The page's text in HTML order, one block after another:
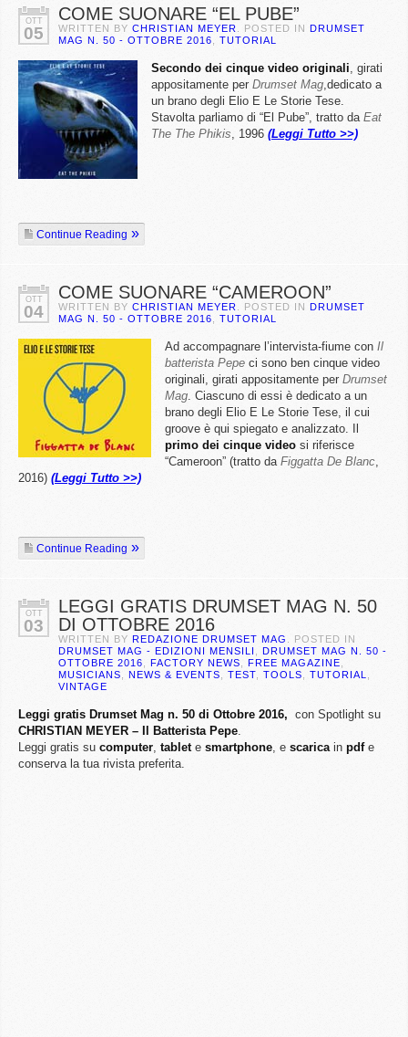
OTT
05
COME SUONARE “EL PUBE”
WRITTEN BY CHRISTIAN MEYER . POSTED IN DRUMSET
MAG N. 50 - OTTOBRE 2016
TUTORIAL
Secondo dei cinque video originali, girati
appositamente per Drumset Mag,dedicato a
un brano degli Elio E Le Storie Tese.
Stavolta parliamo di “El Pube”, tratto da Eat
The The Phikis, 1996 (Leggi Tutto >>)
Continue Reading
OTT
04
COME SUONARE “CAMEROON”
WRITTEN BY CHRISTIAN MEYER . POSTED IN DRUMSET
MAG N. 50 - OTTOBRE 2016
TUTORIAL
Ad accompagnare l’intervista-fiume con Il
batterista Pepe ci sono ben cinque video
originali, girati appositamente per Drumset
Mag. Ciascuno di essi è dedicato a un
brano degli Elio E Le Storie Tese, il cui
groove è qui spiegato e analizzato. Il
primo dei cinque video si riferisce
“Cameroon” (tratto da Figgatta De Blanc,
2016) (Leggi Tutto >>)
Continue Reading
OTT
03
LEGGI GRATIS DRUMSET MAG N. 50
DI OTTOBRE 2016
WRITTEN BY REDAZIONE DRUMSET MAG
. POSTED IN
DRUMSET MAG - EDIZIONI MENSILI
DRUMSET MAG N. 50 -
OTTOBRE 2016
FACTORY NEWS FREE MAGAZINE
MUSICIANS
NEWS & EVENTS TEST TOOLS TUTORIAL
VINTAGE
Leggi gratis Drumset Mag n. 50 di Ottobre 2016, con Spotlight su
CHRISTIAN MEYER – Il Batterista Pepe.
Leggi gratis su computer, tablete smartphone, e scaricain pdfe
conserva la tua rivista preferita.